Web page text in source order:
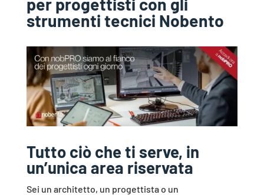
per progettisti con gli
strumenti tecnici Nobento
Tutto ciò che ti serve, in
un’unica area riservata
Sei un architetto, un progettista o un